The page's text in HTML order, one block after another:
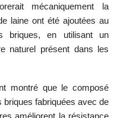
mécaniquement la
laine ont été ajoutées au
briques, en utilisant un
naturel présent dans les
montré que le composé
briques fabriquées avec de
améliorent la résistance